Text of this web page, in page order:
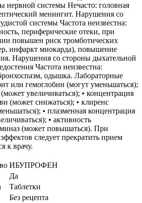
нервной системы Нечасто: головная
менингит. Нарушения со
системы Частота неизвестна:
периферические отеки, при
повышен риск тромботических
инфаркт миокарда), повышение
Нарушения со стороны дыхательной
Частота неизвестна:
одышка. Лабораторные
или гемоглобин (могут уменьшаться);
увеличиваться); • концентрация
(может снижаться); • клиренс
• плазменная концентрация
• активность
(может повышаться). При
следует прекратить прием
к врачу.
ИБУПРОФЕН
Да
Таблетки
Без рецепта